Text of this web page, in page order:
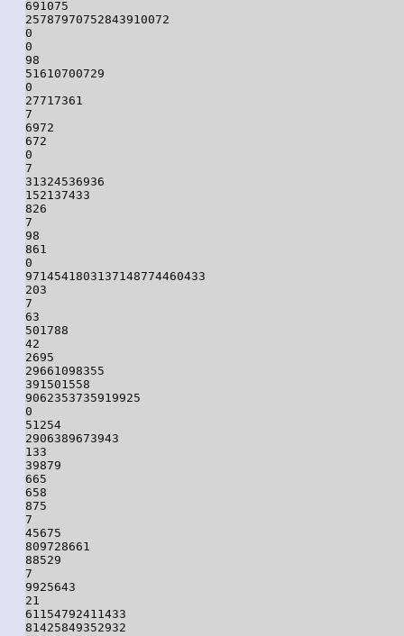
691075
25787970752843910072
0
0
98
51610700729
0
27717361
7
6972
672
0
7
31324536936
152137433
826
7
98
861
0
9714541803137148774460433
203
7
63
501788
42
2695
29661098355
391501558
9062353735919925
0
51254
2906389673943
133
39879
665
658
875
7
45675
809728661
88529
7
9925643
21
61154792411433
81425849352932